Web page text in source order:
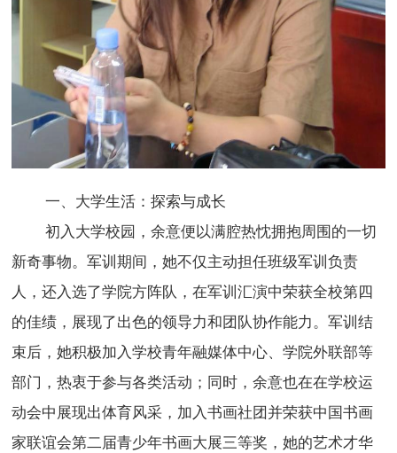
一、大学生活：探索与成长
初入大学校园，余意便以满腔热忱拥抱周围的一切
新奇事物。军训期间，她不仅主动担任班级军训负责
人，还入选了学院方阵队，在军训汇演中荣获全校第四
的佳绩，展现了出色的领导力和团队协作能力。军训结
束后，她积极加入学校青年融媒体中心、学院外联部等
部门，热衷于参与各类活动；同时，余意也在在学校运
动会中展现出体育风采，加入书画社团并荣获中国书画
家联谊会第二届青少年书画大展三等奖，她的艺术才华